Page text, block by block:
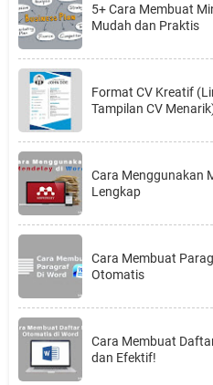
5+ Cara Membuat
Mudah dan Praktis
Format CV Kreatif
Tampilan CV
Cara Menggunakan
Lengkap
Cara Membuat
Otomatis
Cara Membuat
dan Efektif!